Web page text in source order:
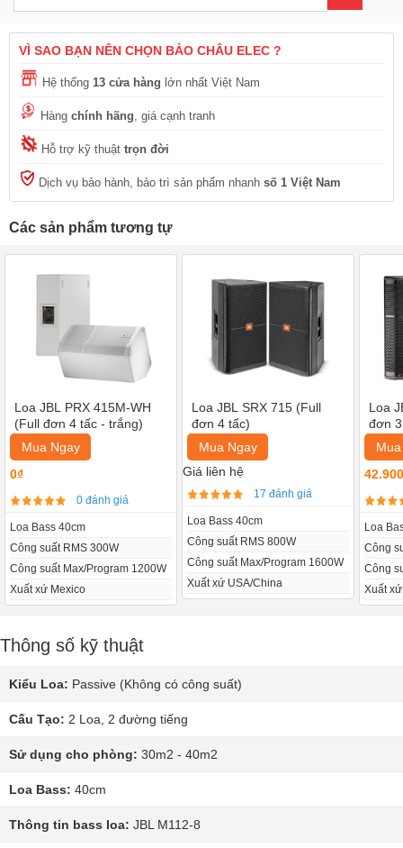
VÌ SAO BẠN NÊN CHỌN BẢO CHÂU ELEC ?
Hệ thống 13 cửa hàng lớn nhất Việt Nam
Hàng chính hãng, giá cạnh tranh
Hỗ trợ kỹ thuật trọn đời
Dịch vụ bảo hành, bảo trì sản phẩm nhanh số 1 Việt Nam
Các sản phẩm tương tự
Loa JBL PRX 415M-WH
(Full đơn 4 tấc - trắng)
Mua Ngay
0₫
0 đánh giá
Loa Bass 40cm
Công suất RMS 300W
Công suất Max/Program 1200W
Xuất xứ Mexico
Loa JBL SRX 715 (Full
đơn 4 tấc)
Mua Ngay
Giá liên hệ
17 đánh giá
Loa Bass 40cm
Công suất RMS 800W
Công suất Max/Program 1600W
Xuất xứ USA/China
Loa
đơn
Loa
Công
Công
Xuất
Thông số kỹ thuật
Kiểu Loa: Passive (Không có công suất)
Cấu Tạo: 2 Loa, 2 đường tiếng
Sử dụng cho phòng: 30m2 - 40m2
Loa Bass: 40cm
Thông tin bass loa: JBL M112-8